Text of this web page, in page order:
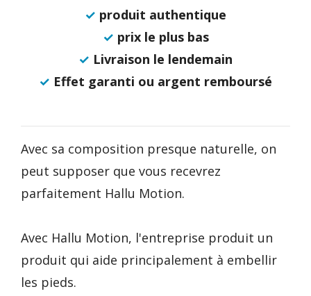
✓ produit authentique
✓ prix le plus bas
✓ Livraison le lendemain
✓ Effet garanti ou argent remboursé
Avec sa composition presque naturelle, on
peut supposer que vous recevrez
parfaitement Hallu Motion.
Avec Hallu Motion, l'entreprise produit un
produit qui aide principalement à embellir
les pieds.